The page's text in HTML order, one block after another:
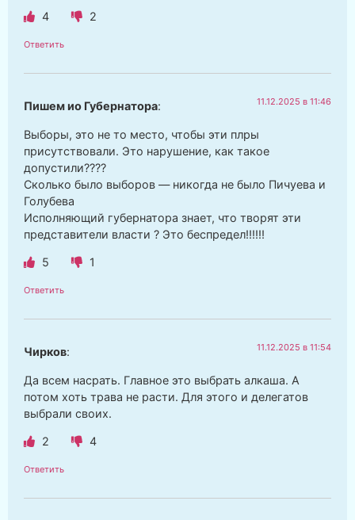
4 2
Ответить
Пишем ио Губернатора: 11.12.2025 в 11:46
Выборы, это не то место, чтобы эти плры
присутствовали. Это нарушение, как такое
допустили????
Сколько было выборов — никогда не было Пичуева и
Голубева
Исполняющий губернатора знает, что творят эти
представители власти ? Это беспредел!!!!!!
5 1
Ответить
Чирков: 11.12.2025 в 11:54
Да всем насрать. Главное это выбрать алкаша. А
потом хоть трава не расти. Для этого и делегатов
выбрали своих.
2 4
Ответить